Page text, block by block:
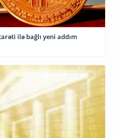
ilə bağlı yeni addım